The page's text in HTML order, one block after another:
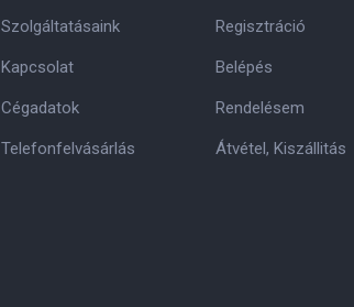
Szolgáltatásaink
Kapcsolat
Cégadatok
Telefonfelvásárlás
Regisztráció
Belépés
Rendelésem
Átvétel, Kiszállitás